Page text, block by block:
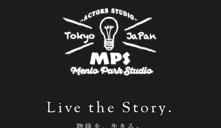
Live the Story.
物語を、生きる。